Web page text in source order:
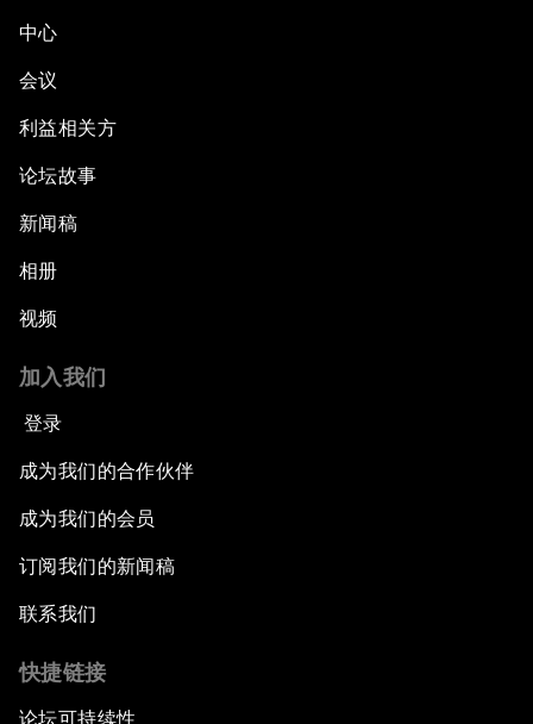
中心
会议
利益相关方
论坛故事
新闻稿
相册
视频
加入我们
登录
成为我们的合作伙伴
成为我们的会员
订阅我们的新闻稿
联系我们
快捷链接
论坛可持续性